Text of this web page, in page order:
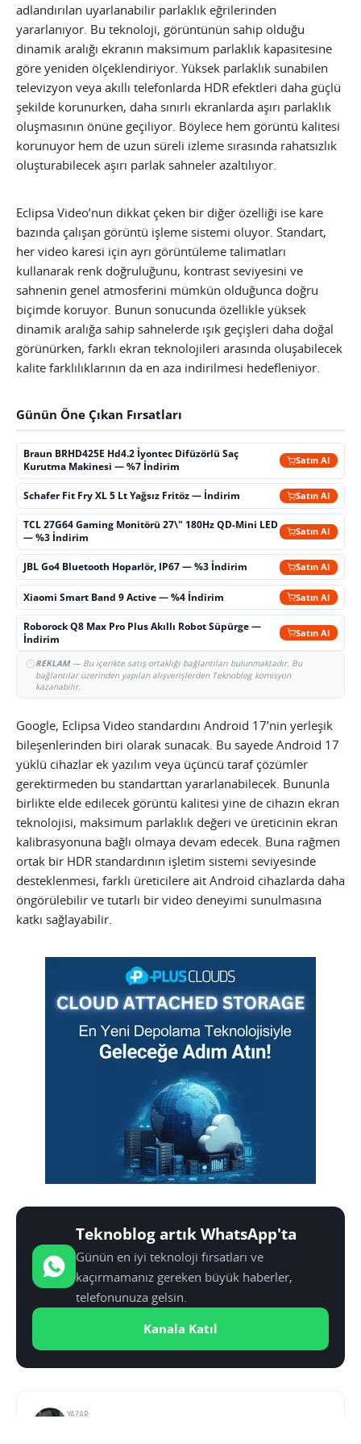
adlandırılan uyarlanabilir parlaklık eğrilerinden
yararlanıyor. Bu teknoloji, görüntünün sahip olduğu
dinamik aralığı ekranın maksimum parlaklık kapasitesine
göre yeniden ölçeklendiriyor. Yüksek parlaklık sunabilen
televizyon veya akıllı telefonlarda HDR efektleri daha güçlü
şekilde korunurken, daha sınırlı ekranlarda aşırı parlaklık
oluşmasının önüne geçiliyor. Böylece hem görüntü kalitesi
korunuyor hem de uzun süreli izleme sırasında rahatsızlık
oluşturabilecek aşırı parlak sahneler azaltılıyor.
Eclipsa Video’nun dikkat çeken bir diğer özelliği ise kare
bazında çalışan görüntü işleme sistemi oluyor. Standart,
her video karesi için ayrı görüntüleme talimatları
kullanarak renk doğruluğunu, kontrast seviyesini ve
sahnenin genel atmosferini mümkün olduğunca doğru
biçimde koruyor. Bunun sonucunda özellikle yüksek
dinamik aralığa sahip sahnelerde ışık geçişleri daha doğal
görünürken, farklı ekran teknolojileri arasında oluşabilecek
kalite farklılıklarının da en aza indirilmesi hedefleniyor.
Günün Öne Çıkan Fırsatları
Braun BRHD425E Hd4.2 İyontec Difüzörlü Saç
Kurutma Makinesi — %7 İndirim
Satın Al
Schafer Fit Fry XL 5 Lt Yağsız Fritöz — İndirim Satın Al
TCL 27G64 Gaming Monitörü 27\" 180Hz QD-Mini LED
— %3 İndirim
Satın Al
JBL Go4 Bluetooth Hoparlör, IP67 — %3 İndirim Satın Al
Xiaomi Smart Band 9 Active — %4 İndirim Satın Al
Roborock Q8 Max Pro Plus Akıllı Robot Süpürge —
İndirim
Satın Al
REKLAM— Bu içerikte satış ortaklığı bağlantıları bulunmaktadır. Bu
bağlantılar üzerinden yapılan alışverişlerden Teknoblog komisyon
kazanabilir.
Google, Eclipsa Video standardını Android 17’nin yerleşik
bileşenlerinden biri olarak sunacak. Bu sayede Android 17
yüklü cihazlar ek yazılım veya üçüncü taraf çözümler
gerektirmeden bu standarttan yararlanabilecek. Bununla
birlikte elde edilecek görüntü kalitesi yine de cihazın ekran
teknolojisi, maksimum parlaklık değeri ve üreticinin ekran
kalibrasyonuna bağlı olmaya devam edecek. Buna rağmen
ortak bir HDR standardının işletim sistemi seviyesinde
desteklenmesi, farklı üreticilere ait Android cihazlarda daha
öngörülebilir ve tutarlı bir video deneyimi sunulmasına
katkı sağlayabilir.
Teknoblog artık WhatsApp'ta
Günün en iyi teknoloji fırsatları ve
kaçırmamanız gereken büyük haberler,
telefonunuza gelsin.
Kanala Katıl
YAZAR: